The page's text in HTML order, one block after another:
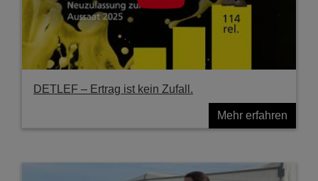
DETLEF – Ertrag ist kein Zufall.
Mehr erfahren